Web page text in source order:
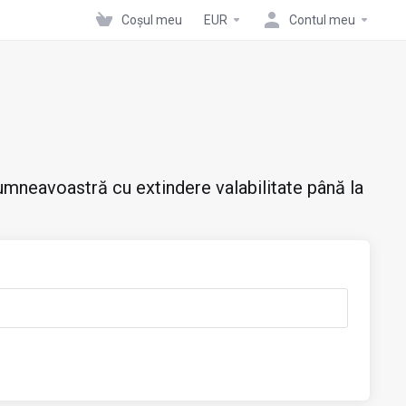
Coșul meu EUR Contul meu
cu extindere valabilitate până la